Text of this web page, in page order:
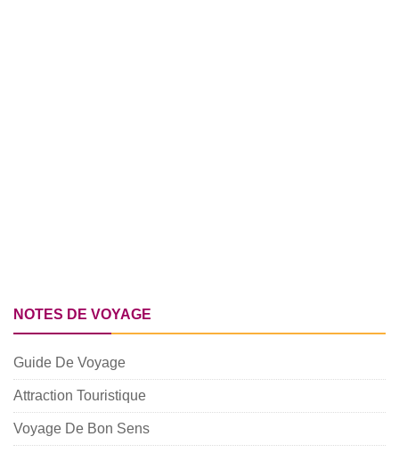
NOTES DE VOYAGE
Guide De Voyage
Attraction Touristique
Voyage De Bon Sens